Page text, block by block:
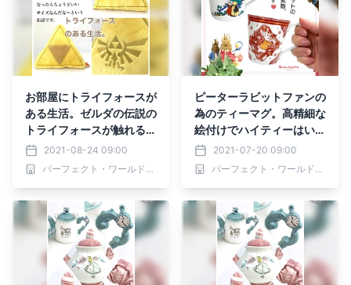
お部屋にトライフォースが
ある生活。ゼルダの伝説の
トライフォースが触れるよ
うになった！トライフォー
スって実物になったらちょ
うどいいサイズなんだぁ～
2021-08-24 09:00
パーフェクト・ワールド株式会社
ピーターラビットファンの
為のティーマグ。高精細な
絵付けでハイティーはいか
がでしょうか？２色展開
で。
2021-07-20 09:00
パーフェクト・ワールド株式会社